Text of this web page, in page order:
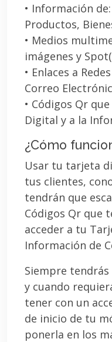
• Información
Productos,
• Medios
imágenes y
• Enlaces a
Correo
• Códigos Qr
Digital y a la
¿Cómo
Usar tu tarjeta
tus clientes,
tendrán que
Códigos Qr que
acceder a tu
Información de
Siempre
y cuando
tener con un
de inicio de tu
ponerla en los